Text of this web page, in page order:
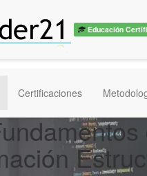
Educación
Certificaciones